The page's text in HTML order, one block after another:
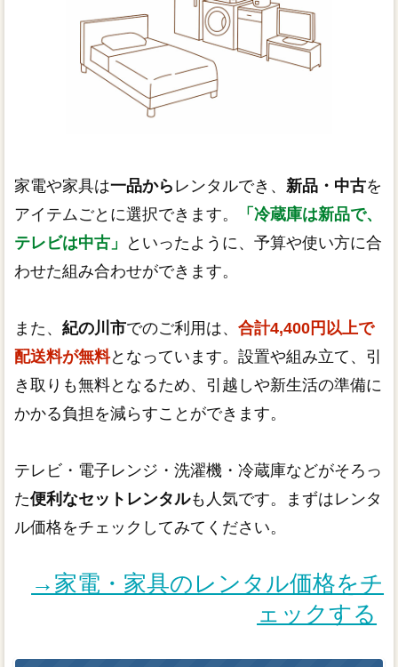
家電や家具は一品から レンタルでき、 新品・中古を
アイテムごとに選択できます。
「冷蔵庫は新品で、
テレビは中古」
といったように、予算や使い方に合
わせた組み合わせができます。
また、 紀の川市でのご利用は、 合計4,400円以上で
配送料が無料となっています。設置や組み立て、引
き取りも無料となるため、引越しや新生活の準備に
かかる負担を減らすことができます。
テレビ・電子レンジ・洗濯機・冷蔵庫などがそろっ
た便利なセットレンタルも人気です。まずはレンタ
ル価格をチェックしてみてください。
→家電・家具のレンタル価格をチ
ェックする